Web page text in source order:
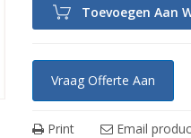
Toevoegen Aan
Vraag Offerte Aan
Print Email